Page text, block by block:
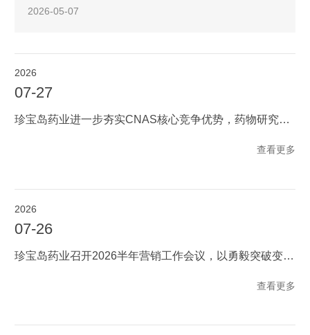
2026-05-07
2026
07-27
珍宝岛药业进一步夯实CNAS核心竞争优势，药物研究院分析测试中心顺利通过现场复评审
查看更多
2026
07-26
珍宝岛药业召开2026半年营销工作会议，以勇毅突破变局，以决心聚力攻坚
查看更多